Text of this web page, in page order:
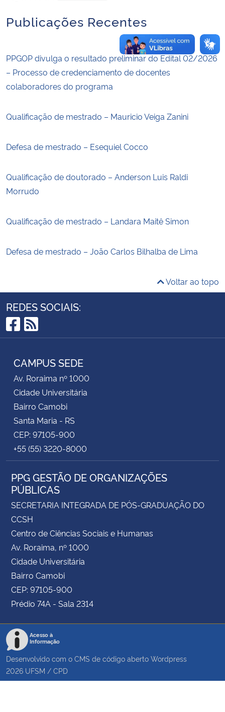
Publicações Recentes
PPGOP divulga o resultado preliminar do Edital 02/2026
– Processo de credenciamento de docentes
colaboradores do programa
Qualificação de mestrado – Mauricio Veiga Zanini
Defesa de mestrado – Esequiel Cocco
Qualificação de doutorado – Anderson Luis Raldi
Morrudo
Qualificação de mestrado – Landara Maitê Simon
Defesa de mestrado – João Carlos Bilhalba de Lima
Voltar ao topo
REDES SOCIAIS:
Facebook
RSS
CAMPUS SEDE
Av. Roraima nº 1000
Cidade Universitária
Bairro Camobi
Santa Maria - RS
CEP: 97105-900
+55 (55) 3220-8000
PPG GESTÃO DE ORGANIZAÇÕES
PÚBLICAS
SECRETARIA INTEGRADA DE PÓS-GRADUAÇÃO DO
CCSH
Centro de Ciências Sociais e Humanas
Av. Roraima, nº 1000
Cidade Universitária
Bairro Camobi
CEP: 97105-900
Prédio 74A - Sala 2314
Acesso à
Informação
Desenvolvido com o CMS de código aberto Wordpress
2026 UFSM / CPD